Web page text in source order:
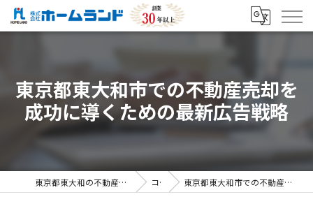
東京都東大和市での不動産売却を
成功に導くための最新広告戦略
東京都東大和の不動産売却なら株式会社ホームランド コラム 東京都東大和市での不動産売却を成功に導くための最新広告戦略